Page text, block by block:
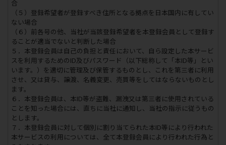
合
（５）登録希望者が登録すべき住所となる拠点を日本国内に有してい
ない場合
（６）前各号の他、当社が当該登録希望者を本登録会員として登録す
ることが適当でないと判断した場合
５．本登録会員は自己の負担と責任において、自ら設定した本サービ
スを利用するためのID及びパスワード（以下総称して「本ID等」とい
います。）を適切に管理及び保管するものとし、これを第三者に利用
させ、又は貸与、譲渡、名義変更、売買等をしてはならないものとし
ます。
６．本登録会員は、本ID等が盗難、漏洩又は第三者に使用されている
ことを知った場合には、直ちに当社に通知し、当社の指示に従うもの
とします。
７．本登録会員に対して個別に割り当てられた本ID等により行われた
本サービスの利用については、全て本登録会員により行われた行為と